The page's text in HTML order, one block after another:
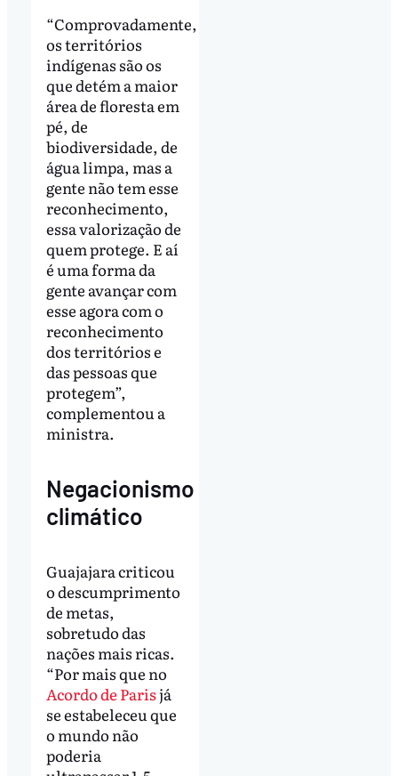
“Comprovadamente,
os territórios
indígenas são os
que detém a maior
área de floresta em
pé, de
biodiversidade, de
água limpa, mas a
gente não tem esse
reconhecimento,
essa valorização de
quem protege. E aí
é uma forma da
gente avançar com
esse agora com o
reconhecimento
dos territórios e
das pessoas que
protegem”,
complementou a
ministra.
Negacionismo
climático
Guajajara criticou
o descumprimento
de metas,
sobretudo das
nações mais ricas.
“Por mais que no
Acordo de Parisjá
se estabeleceu que
o mundo não
poderia